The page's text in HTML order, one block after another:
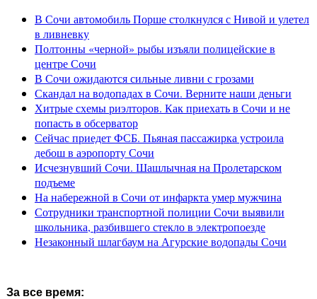
В Сочи автомобиль Порше столкнулся с Нивой и улетел
в ливневку
Полтонны «черной» рыбы изъяли полицейские в
центре Сочи
В Сочи ожидаются сильные ливни с грозами
Скандал на водопадах в Сочи. Верните наши деньги
Хитрые схемы риэлторов. Как приехать в Сочи и не
попасть в обсерватор
Сейчас приедет ФСБ. Пьяная пассажирка устроила
дебош в аэропорту Сочи
Исчезнувший Сочи. Шашлычная на Пролетарском
подъеме
На набережной в Сочи от инфаркта умер мужчина
Сотрудники транспортной полиции Сочи выявили
школьника, разбившего стекло в электропоезде
Незаконный шлагбаум на Агурские водопады Сочи
За все время: